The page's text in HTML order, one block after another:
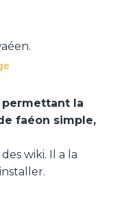
la
faéon simple,
wiki. Il a la